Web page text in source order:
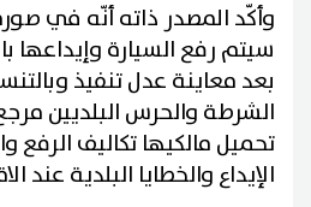
وأكّد المصدر ذاته أنّه في
سيتم رفع السيارة وإيداعها
بعد معاينة عدل تنفيذ
الشرطة والحرس البلديين
تحميل مالكيها تكاليف الرفع
الإيداع والخطايا البلدية عند